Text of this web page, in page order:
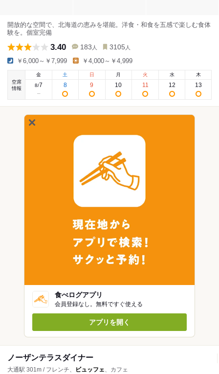
開放的な空間で、北海道の恵みを堪能。洋食・和食を五感で楽しむ食体
験を。個室完備
3.40 183 人 3105 人
￥6,000～￥7,999 ￥4,000～￥4,999
空席
情報
金
8/7
土
8
日
9
月
10
火
11
水
12
木
13
食べログアプリ
会員登録なし。無料ですぐ使える
アプリを開く
ノーザンテラスダイナー
大通駅 301m / フレンチ、 ビュッフェ、カフェ